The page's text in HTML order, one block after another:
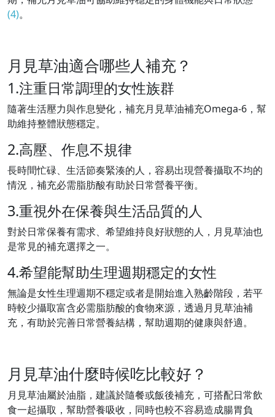
(4)。
月見草油適合哪些人補充？
1.注重日常調理的女性族群
隨著生活壓力與作息變化，補充月見草油補充Omega-6，幫
助維持整體狀態穩定。
2.高壓、作息不規律
長時間忙碌、生活節奏緊湊的人，容易出現營養攝取不均的
情況，補充必需脂肪酸有助於日常營養平衡。
3.重視外在保養與生活品質的人
對於日常保養有需求、希望維持良好狀態的人，月見草油也
是常見的補充選擇之一。
4.希望能幫助生理週期穩定的女性
無論是女性生理週期不穩定或者是開始進入熟齡階段，若平
時較少攝取富含必需脂肪酸的食物來源，透過月見草油補
充，有助於完善日常營養結構，幫助週期的健康與舒適。
月見草油什麼時候吃比較好？
月見草油屬於油脂，建議於隨餐或飯後補充，可搭配日常飲
食一起攝取，幫助營養吸收，同時也較不容易造成腸胃負